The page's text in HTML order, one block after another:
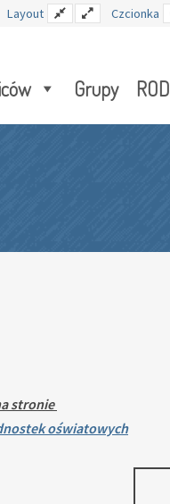
Layout Stały
układ
Wide
layout
Czcionka
Grupy
stronie
oświatowych